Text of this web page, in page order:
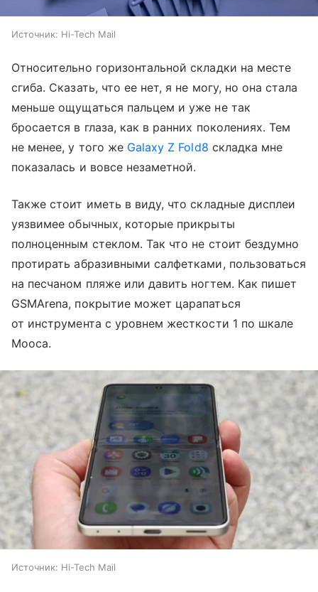
Источник: Hi-Tech Mail
Относительно горизонтальной складки на месте
сгиба. Сказать, что ее нет, я не могу, но она стала
меньше ощущаться пальцем и уже не так
бросается в глаза, как в ранних поколениях. Тем
не менее, у того же Galaxy Z Fold8 складка мне
показалась и вовсе незаметной.
Также стоит иметь в виду, что складные дисплеи
уязвимее обычных, которые прикрыты
полноценным стеклом. Так что не стоит бездумно
протирать абразивными салфетками, пользоваться
на песчаном пляже или давить ногтем. Как пишет
GSMArena, покрытие может царапаться
от инструмента с уровнем жесткости 1 по шкале
Мооса.
Источник: Hi-Tech Mail